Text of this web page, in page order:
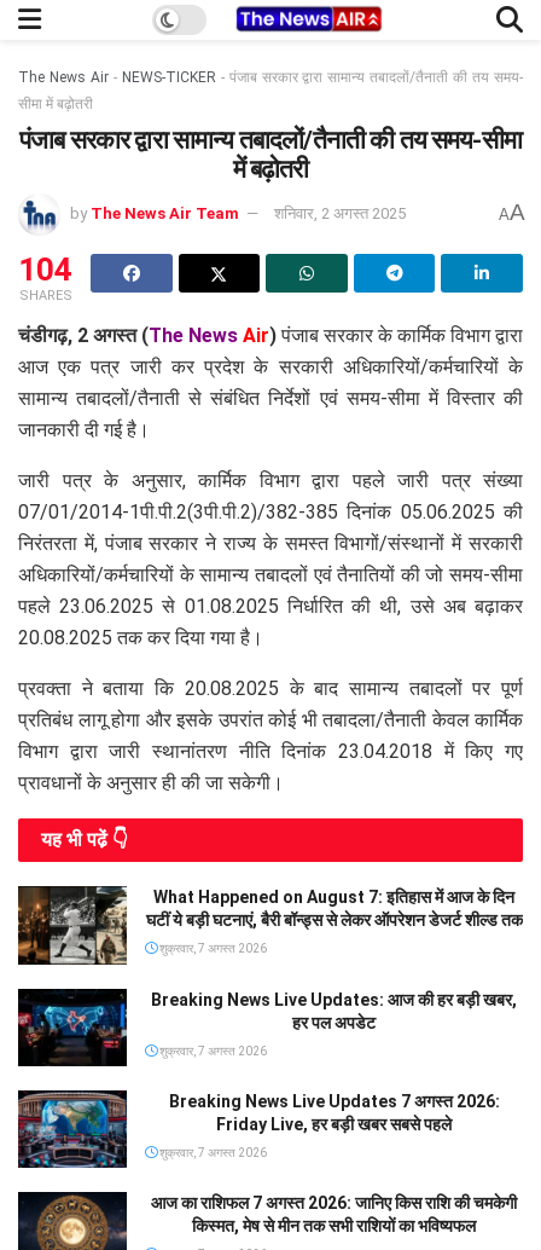
The News Air- NEWS-TICKER - पंजाब सरकार द्वारा सामान्य तबादलों/तैनाती की तय समय-
सीमा में बढ़ोतरी
पंजाब सरकार द्वारा सामान्य तबादलों/तैनाती की तय समय-सीमा
में बढ़ोतरी
by The News Air Team शनिवार, 2 अगस्त 2025 AA
104
SHARES
चंडीगढ़, 2 अगस्त (The News Air)पंजाब सरकार के कार्मिक विभाग द्वारा
आज एक पत्र जारी कर प्रदेश के सरकारी अधिकारियों/कर्मचारियों के
सामान्य तबादलों/तैनाती से संबंधित निर्देशों एवं समय-सीमा में विस्तार की
जानकारी दी गई है।
जारी पत्र के अनुसार, कार्मिक विभाग द्वारा पहले जारी पत्र संख्या
07/01/2014-1पी.पी.2(3पी.पी.2)/382-385 दिनांक 05.06.2025 की
निरंतरता में, पंजाब सरकार ने राज्य के समस्त विभागों/संस्थानों में सरकारी
अधिकारियों/कर्मचारियों के सामान्य तबादलों एवं तैनातियों की जो समय-सीमा
पहले 23.06.2025 से 01.08.2025 निर्धारित की थी, उसे अब बढ़ाकर
20.08.2025 तक कर दिया गया है।
प्रवक्ता ने बताया कि 20.08.2025 के बाद सामान्य तबादलों पर पूर्ण
प्रतिबंध लागू होगा और इसके उपरांत कोई भी तबादला/तैनाती केवल कार्मिक
विभाग द्वारा जारी स्थानांतरण नीति दिनांक 23.04.2018 में किए गए
प्रावधानों के अनुसार ही की जा सकेगी।
यह भी पढे़ं 👇
What Happened on August 7: इतिहास में आज के दिन
घटीं ये बड़ी घटनाएं, बैरी बॉन्ड्स से लेकर ऑपरेशन डेजर्ट शील्ड तक
शुक्रवार, 7 अगस्त 2026
Breaking News Live Updates: आज की हर बड़ी खबर,
हर पल अपडेट
शुक्रवार, 7 अगस्त 2026
Breaking News Live Updates 7 अगस्त 2026:
Friday Live, हर बड़ी खबर सबसे पहले
शुक्रवार, 7 अगस्त 2026
आज का राशिफल 7 अगस्त 2026: जानिए किस राशि की चमकेगी
किस्मत, मेष से मीन तक सभी राशियों का भविष्यफल